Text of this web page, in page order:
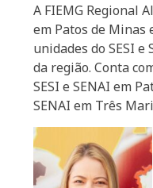
A FIEMG Regional
em Patos de Minas
unidades do SESI
da região. Conta
SESI e SENAI em
SENAI em Três